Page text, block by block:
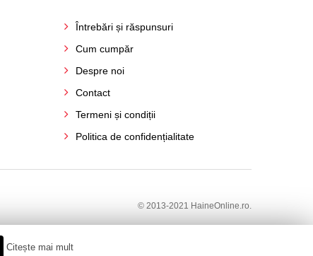
Întrebări și răspunsuri
Cum cumpăr
Despre noi
Contact
Termeni și condiții
Politica de confidențialitate
© 2013-2021 HaineOnline.ro.
Citește mai mult